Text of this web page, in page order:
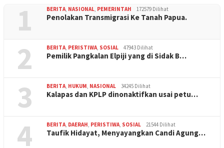
1 BERITA, NASIONAL, PEMERINTAH 172579 Dilihat
Penolakan Transmigrasi Ke Tanah Papua.
2 BERITA, PERISTIWA, SOSIAL 47943 Dilihat
Pemilik Pangkalan Elpiji yang di Sidak B…
3 BERITA, HUKUM, NASIONAL 34245 Dilihat
Kalapas dan KPLP dinonaktifkan usai petu…
4 BERITA, DAERAH, PERISTIWA, SOSIAL 21544 Dilihat
Taufik Hidayat, Menyayangkan Candi Agung…